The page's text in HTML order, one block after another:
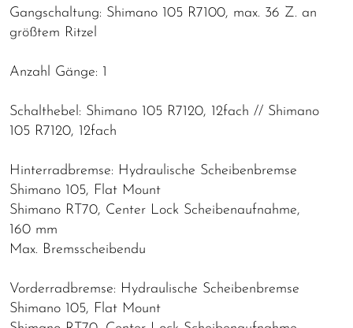
Gangschaltung: Shimano 105 R7100, max. 36 Z. an
größtem Ritzel
Anzahl Gänge: 1
Schalthebel: Shimano 105 R7120, 12fach // Shimano
105 R7120, 12fach
Hinterradbremse: Hydraulische Scheibenbremse
Shimano 105, Flat Mount
Shimano RT70, Center Lock Scheibenaufnahme,
160 mm
Max. Bremsscheibendu
Vorderradbremse: Hydraulische Scheibenbremse
Shimano 105, Flat Mount